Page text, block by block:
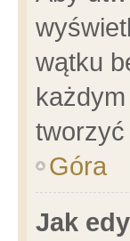
wątku
tworzyć
Góra
Jak